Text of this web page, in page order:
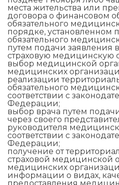
места жительства или
договора о финансовом
обязательного
порядке, установленном
обязательного
путем подачи заявления
страховую медицинскую
выбор медицинской
медицинских
реализации
обязательного
соответствии с
Федерации;
выбор врача путем
через своего
руководителя
соответствии с
Федерации;
получение от
страховой медицинской
медицинских
информации о видах,